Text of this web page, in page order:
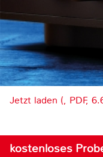
Jetzt laden (, PDF,
kostenloses